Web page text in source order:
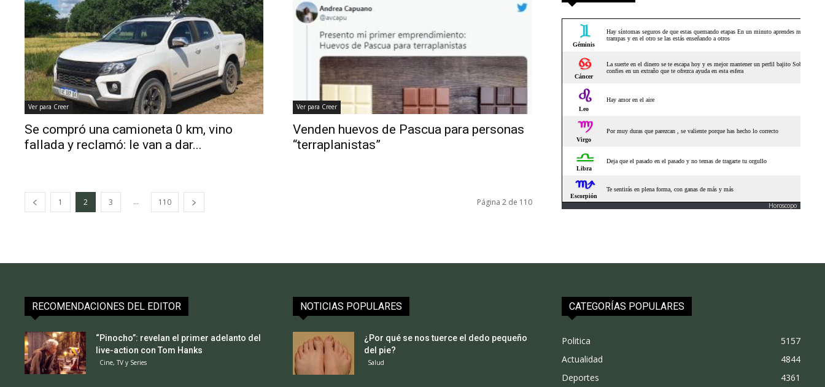
Ver para Creer
Se compró una camioneta 0 km, vino
fallada y reclamó: le van a dar...
Ver para Creer
Venden huevos de Pascua para personas
“terraplanistas”
1 2 3 ... 110 Página 2 de 110 Horoscopo
RECOMENDACIONES DEL EDITOR
“Pinocho”: revelan el primer adelanto del
live-action con Tom Hanks
Cine, TV y Series
NOTICIAS POPULARES
¿Por qué se nos tuerce el dedo pequeño
del pie?
Salud
CATEGORÍAS POPULARES
Politica
5157
Actualidad
4844
Deportes
4361